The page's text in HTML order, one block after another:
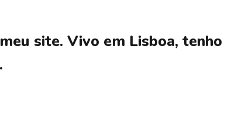
site. Vivo em Lisboa, tenho